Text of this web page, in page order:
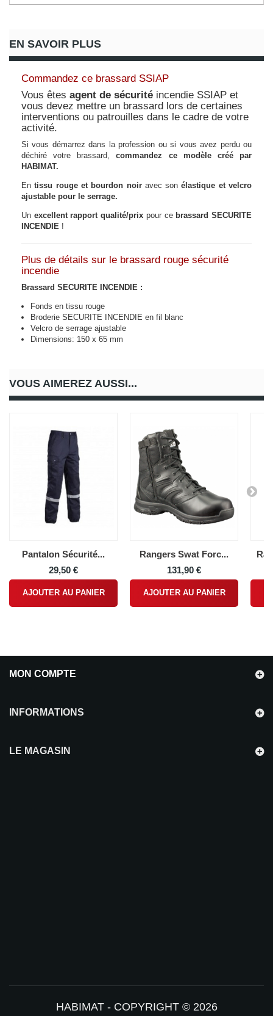
EN SAVOIR PLUS
Commandez ce brassard SSIAP
Vous êtes agent de sécurité incendie SSIAP et
vous devez mettre un brassard lors de certaines
interventions ou patrouilles dans le cadre de votre
activité.
Si vous démarrez dans la profession ou si vous avez perdu ou
déchiré votre brassard,commandez ce modèle créé par
HABIMAT.
Entissu rouge et bourdon noiravec sonélastique et velcro
ajustable pour le serrage.
Un excellent rapport qualité/prix pour ce brassard SECURITE
INCENDIE !
Plus de détails sur le brassard rouge sécurité
incendie
Brassard SECURITE INCENDIE :
Fonds en tissu rouge
Broderie SECURITE INCENDIE en fil blanc
Velcro de serrage ajustable
Dimensions: 150 x 65 mm
VOUS AIMEREZ AUSSI...
Pantalon Sécurité...
29,50 €
AJOUTER AU PANIER
Rangers Swat Forc...
131,90 €
AJOUTER AU PANIER
MON COMPTE
INFORMATIONS
HABIMAT - COPYRIGHT © 2026
LE MAGASIN